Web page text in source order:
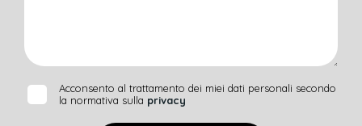
Acconsento al trattamento dei miei dati personali secondo
la normativa sulla privacy